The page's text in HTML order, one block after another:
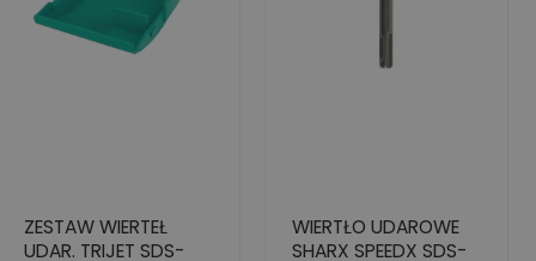
ZESTAW WIERTEŁ
UDAR. TRIJET SDS-
WIERTŁO UDAROWE
SHARX SPEEDX SDS-